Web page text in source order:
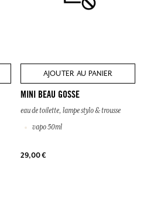
AJOUTER AU PANIER
MINI BEAU GOSSE
eau de toilette, lampe stylo & trousse
vapo 50ml
29,00 €